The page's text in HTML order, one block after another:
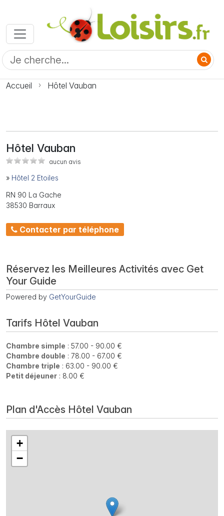
Accueil Hôtel Vauban
Hôtel Vauban
aucun avis
» Hôtel 2 Etoiles
RN 90 La Gache
38530 Barraux
Contacter par téléphone
Réservez les Meilleures Activités avec Get
Your Guide
Powered by GetYourGuide
Tarifs Hôtel Vauban
Chambre simple : 57.00 - 90.00 €
Chambre double : 78.00 - 67.00 €
Chambre triple : 63.00 - 90.00 €
Petit déjeuner : 8.00 €
Plan d'Accès Hôtel Vauban
+
−